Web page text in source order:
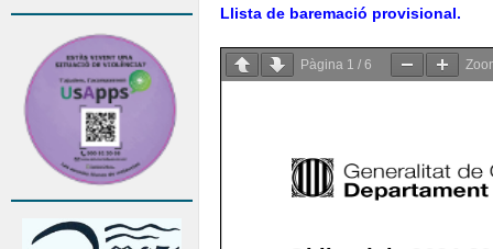
Llista de baremació provisional.
Pàgina 1 / 6